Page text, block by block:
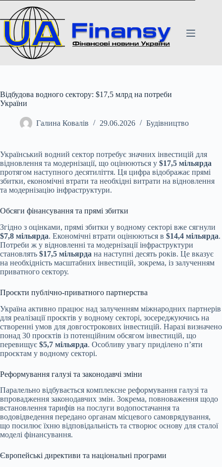
вмісту
Відбудова водного сектору: $17,5 млрд на потреби
України
Галина Ковалів 29.06.2026 Будівництво
Український водний сектор потребує значних інвестицій для
відновлення та модернізації, що оцінюються у $17,5 мільярда
протягом наступного десятиліття. Ця цифра відображає прямі
збитки, економічні втрати та необхідні витрати на відновлення
та модернізацію інфраструктури.
Обсяги фінансування та прямі збитки
Згідно з оцінками, прямі збитки у водному секторі вже сягнули
$7,8 мільярда. Економічні втрати оцінюються в $14,4 мільярда.
Потреби ж у відновленні та модернізації інфраструктури
становлять $17,5 мільярда на наступні десять років. Це вказує
на необхідність масштабних інвестицій, зокрема, із залученням
приватного сектору.
Проєкти публічно-приватного партнерства
Україна активно працює над залученням міжнародних партнерів
для реалізації проєктів у водному секторі, зосереджуючись на
створенні умов для довгострокових інвестицій. Наразі визначено
понад 30 проєктів із потенційним обсягом інвестицій, що
перевищує $5,7 мільярда. Особливу увагу приділено п’яти
проєктам у водному секторі.
Реформування галузі та законодавчі зміни
Паралельно відбувається комплексне реформування галузі та
впровадження законодавчих змін. Зокрема, повноваження щодо
встановлення тарифів на послуги водопостачання та
водовідведення передано органам місцевого самоврядування,
що посилює їхню відповідальність та створює основу для сталої
моделі фінансування.
Європейські директиви та національні програми